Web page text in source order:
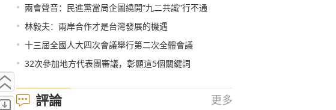
• 兩會聲音：民進黨當局企圖繞開“九二共識”行不通
• 林毅夫：兩岸合作才是台灣發展的機遇
• 十三屆全國人大四次會議舉行第二次全體會議
• 32次參加地方代表團審議，彰顯這5個關鍵詞
評論 更多